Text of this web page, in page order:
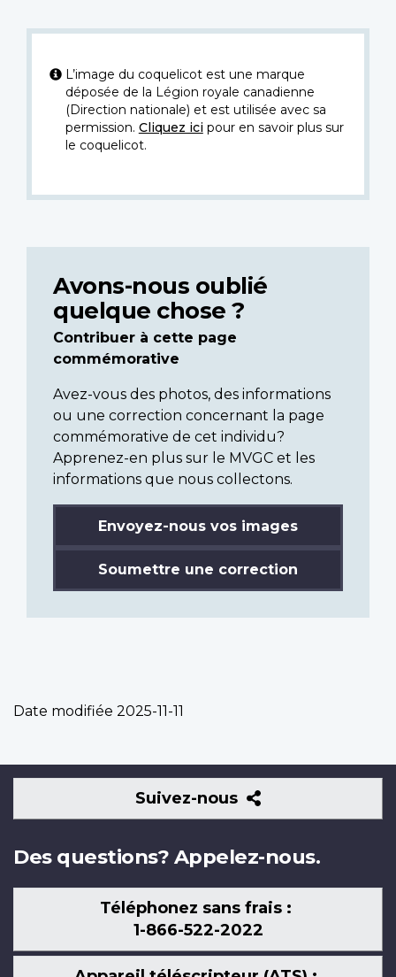
L’image du coquelicot est une marque
déposée de la Légion royale canadienne
(Direction nationale) et est utilisée avec sa
permission. Cliquez icipour en savoir plus sur
le coquelicot.
Avons-nous oublié
quelque chose ?
Contribuer à cette page
commémorative
Avez-vous des photos, des informations
ou une correction concernant la page
commémorative de cet individu?
Apprenez-en plus sur le MVGC et les
informations que nous collectons.
Envoyez-nous vos images
Soumettre une correction
Date modifiée 2025-11-11
Suivez-nous
Suivez-
nous
Des questions? Appelez-nous.
Téléphonez sans frais :
1-866-522-2022